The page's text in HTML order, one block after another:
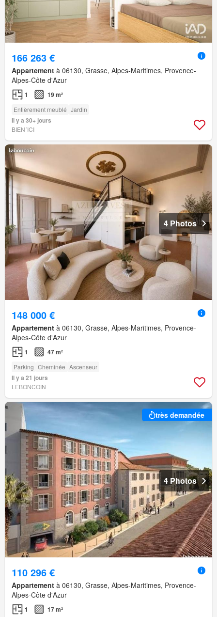
166 263 €
Appartement à 06130, Grasse, Alpes-Maritimes, Provence-
Alpes-Côte d'Azur
1 19 m²
Entièrement meublé Jardin
Il y a 30+ jours
BIEN´ICI
4 Photos
148 000 €
Appartement à 06130, Grasse, Alpes-Maritimes, Provence-
Alpes-Côte d'Azur
1 47 m²
Parking Cheminée Ascenseur
Il y a 21 jours
LEBONCOIN
très demandée
4 Photos
110 296 €
Appartement à 06130, Grasse, Alpes-Maritimes, Provence-
Alpes-Côte d'Azur
1
17 m²